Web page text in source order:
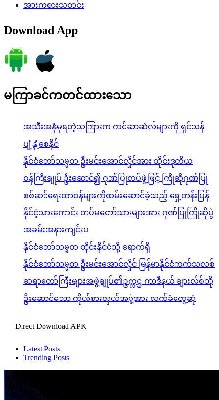
အားကစားသတင်း
Download App
မကြာခင်ကတင်ထားသော
အသီးအနှံမှရတဲ့သကြားက ကင်ဆာဆဲလ်များကို ရှင်သန်
ပျံ့နှံ့စေနိုင်
နိုင်ငံတော်သမ္မတ ဦးမင်းအောင်လှိုင်အား ထိုင်းဒုတိယ
ဝန်ကြီးချုပ် ဦးဆောင်၍ ဂုဏ်ပြုတပ်ဖွဲ့ဖြင့် ကြိုဆိုဂုဏ်ပြု
စစ်ဆင်ရေးတာဝန်များကိုထမ်းဆောင်ခဲ့သည့် ရှေ့တန်းပြန်
နိုင်ငံ့သားကောင်း တပ်မတော်သားများအား ဂုဏ်ပြုကြိုဆိုပွဲ
အခမ်းအနားကျင်းပ
နိုင်ငံတော်သမ္မတ ထိုင်းနိုင်ငံသို့ ရောက်ရှိ
နိုင်ငံတော်သမ္မတ ဦးမင်းအောင်လှိုင် မြန်မာနိုင်ငံကက်သလစ်
ဆရာတော်ကြီးများအဖွဲ့ချုပ်၏ဥက္ကဋ္ဌ ကာဒီနယ် ချားလ်စ်ဘို
ဦးဆောင်သော ကိုယ်စားလှယ်အဖွဲ့အား လက်ခံတွေ့ဆုံ
Direct Download APK
Latest Posts
Trending Posts